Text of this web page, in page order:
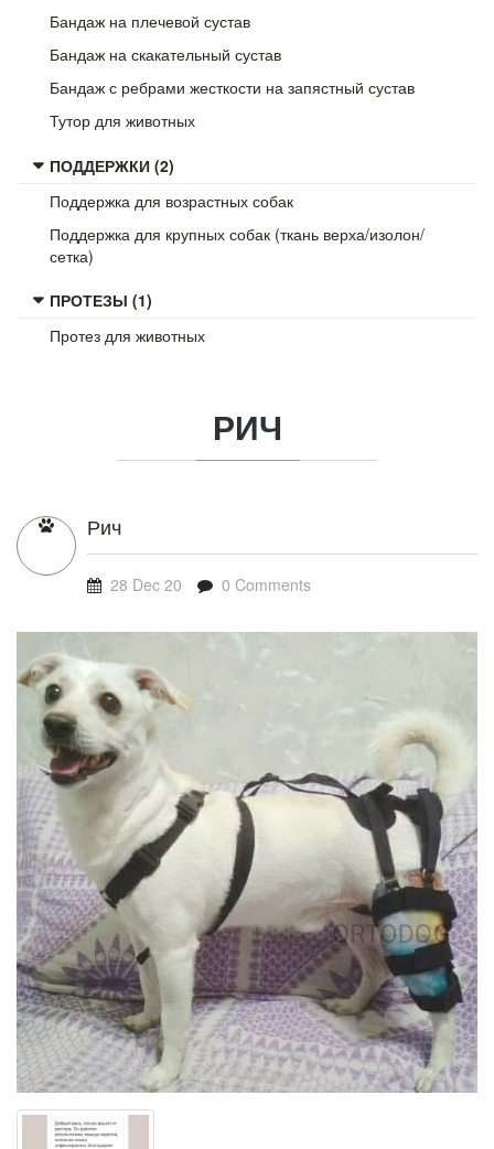
Бандаж на плечевой сустав
Бандаж на скакательный сустав
Бандаж с ребрами жесткости на запястный сустав
Тутор для животных
ПОДДЕРЖКИ (2)
Поддержка для возрастных собак
Поддержка для крупных собак (ткань верха/изолон/
сетка)
ПРОТЕЗЫ (1)
Протез для животных
РИЧ
Рич
28 Dec 20 0 Comments